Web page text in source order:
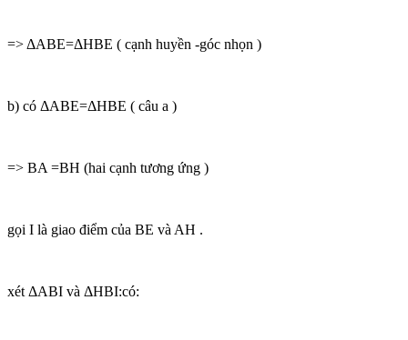
=> ΔABE=ΔHBE ( cạnh huyền -góc nhọn )
b) có ΔABE=ΔHBE ( câu a )
=> BA =BH (hai cạnh tương ứng )
gọi I là giao điểm của BE và AH .
xét ΔABI và ΔHBI:có: